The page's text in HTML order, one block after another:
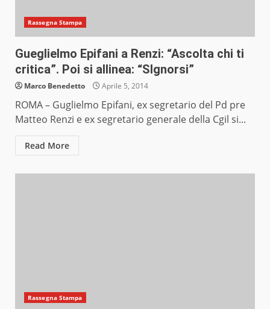
Rassegna Stampa
Gueglielmo Epifani a Renzi: “Ascolta chi ti
critica”. Poi si allinea: “SIgnorsi”
Marco Benedetto Aprile 5, 2014
ROMA – Guglielmo Epifani, ex segretario del Pd pre
Matteo Renzi e ex segretario generale della Cgil si...
Read More
Rassegna Stampa